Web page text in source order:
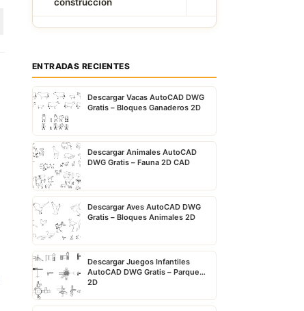
ENTRADAS RECIENTES
Descargar Vacas AutoCAD DWG
Gratis – Bloques Ganaderos 2D
Descargar Animales AutoCAD
DWG Gratis – Fauna 2D CAD
Descargar Aves AutoCAD DWG
Gratis – Bloques Animales 2D
Descargar Juegos Infantiles
AutoCAD DWG Gratis – Parque
2D